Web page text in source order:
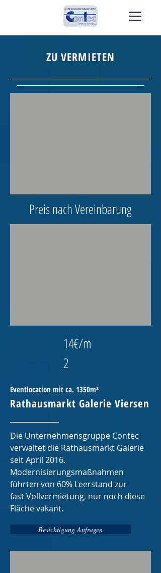
ZU VERMIETEN
Preis nach Vereinbarung
14€/m
2
Eventlocation mit ca. 1350m²
Rathausmarkt Galerie Viersen
Die Unternehmensgruppe Contec
verwaltet die Rathausmarkt Galerie
seit April 2016.
Modernisierungsmaßnahmen
führten von 60% Leerstand zur
fast Vollvermietung, nur noch diese
Fläche vakant.
Besichtigung Anfragen